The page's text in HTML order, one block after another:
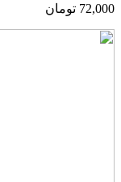
72,000 تومان